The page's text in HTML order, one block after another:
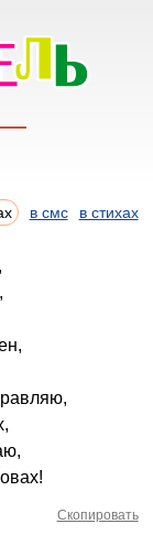
—
в смс в стихах
Скопировать